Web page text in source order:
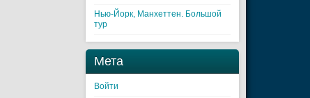
Нью-Йорк, Манхеттен. Большой
тур
Мета
Войти